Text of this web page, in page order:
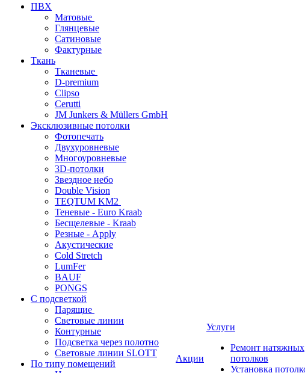
ПВХ
Матовые
Глянцевые
Сатиновые
Фактурные
Ткань
Тканевые
D-premium
Clipso
Cerutti
JM Junkers & Müllers GmbH
Эксклюзивные потолки
Фотопечать
Двухуровневые
Многоуровневые
3D-потолки
Звездное небо
Double Vision
TEQTUM KM2
Теневые - Euro Kraab
Бесщелевые - Kraab
Резные - Apply
Акустические
Cold Stretch
LumFer
BAUF
PONGS
С подсветкой
Парящие
Световые линии
Контурные
Подсветка через полотно
Световые линии SLOTT
По типу помещений
Акции
Услуги
Ремонт натяжных
потолков
Установка